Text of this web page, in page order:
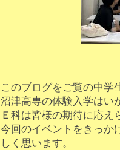
このブログをご覧の中学
沼津高専の体験入学はい
Ｅ科は皆様の期待に応
今回のイベントをきっか
しく思います。